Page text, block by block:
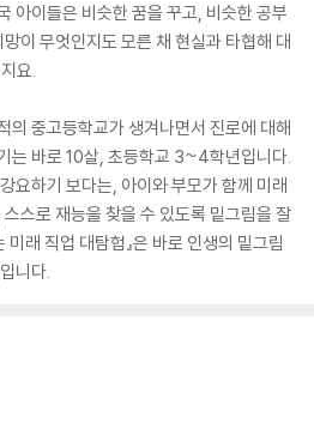
아이들은 비슷한 꿈을 꾸고, 비슷한 공부
이 무엇인지도 모른 채 현실과 타협해 대
요.
의 중고등학교가 생겨나면서 진로에 대해
는 바로 10살, 초등학교 3~4학년입니다.
요하기 보다는, 아이와 부모가 함께 미래
스로 재능을 찾을 수 있도록 밑그림을 잘
미래 직업 대탐험』은 바로 인생의 밑그림
니다.